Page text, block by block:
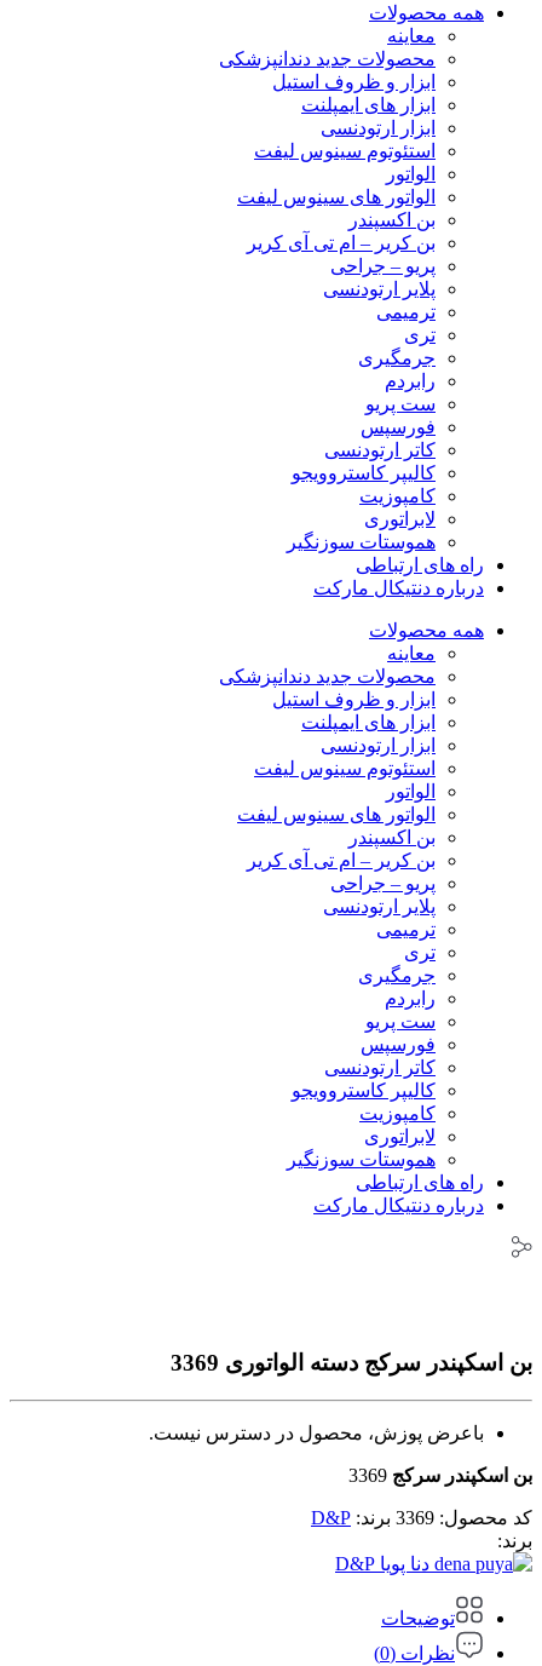
همه محصولات
معاینه
محصولات جدید دندانپزشکی
ابزار و ظروف استیل
ابزار های ایمپلنت
ابزار ارتودنسی
استئوتوم سینوس لیفت
الواتور
الواتور های سینوس لیفت
بن اکسپندر
بن کریر – ام تی آی کریر
پریو – جراحی
پلایر ارتودنسی
ترمیمی
تری
جرمگیری
رابردم
ست پریو
فورسپس
کاتر ارتودنسی
کالیپر کاستروویجو
کامپوزیت
لابراتوری
هموستات سوزنگیر
راه های ارتباطی
درباره دنتیکال مارکت
همه محصولات
معاینه
محصولات جدید دندانپزشکی
ابزار و ظروف استیل
ابزار های ایمپلنت
ابزار ارتودنسی
استئوتوم سینوس لیفت
الواتور
الواتور های سینوس لیفت
بن اکسپندر
بن کریر – ام تی آی کریر
پریو – جراحی
پلایر ارتودنسی
ترمیمی
تری
جرمگیری
رابردم
ست پریو
فورسپس
کاتر ارتودنسی
کالیپر کاستروویجو
کامپوزیت
لابراتوری
هموستات سوزنگیر
راه های ارتباطی
درباره دنتیکال مارکت
بن اسکپندر سرکج دسته الواتوری 3369
باعرض پوزش، محصول در دسترس نیست.
بن اسکپندر سرکج
کد محصول: 3369 برند: D&P
برند:
D&P
توضیحات
نظرات (0)